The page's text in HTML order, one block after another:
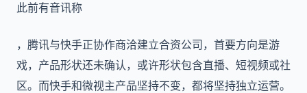
此前有音讯称
，腾讯与快手正协作商洽建立合资公司，首要方向是游
戏，产品形状还未确认，或许形状包含直播、短视频或社
区。而快手和微视主产品坚持不变，都将坚持独立运营。